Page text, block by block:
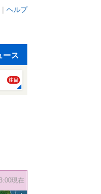
｜ ヘルプ
ース
注目
現在